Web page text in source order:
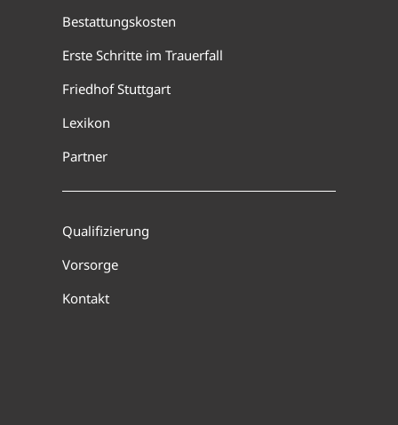
Bestattungskosten
Erste Schritte im Trauerfall
Friedhof Stuttgart
Lexikon
Partner
Qualifizierung
Vorsorge
Kontakt